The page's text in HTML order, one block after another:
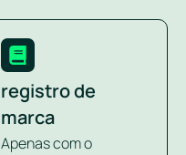
registro de
marca
Apenas com o